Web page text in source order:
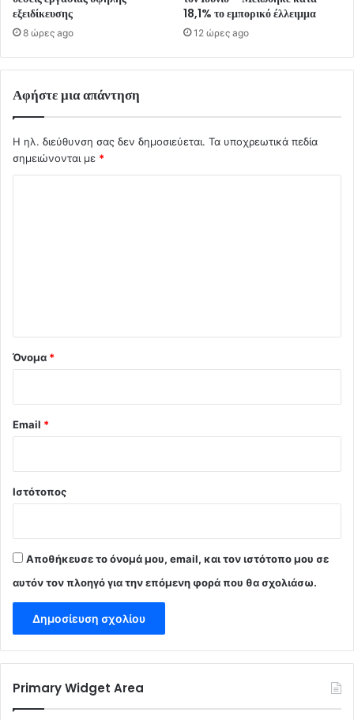
εξειδίκευσης
8 ώρες ago
18,1% το εμπορικό έλλειμμα
12 ώρες ago
Αφήστε μια απάντηση
Η ηλ. διεύθυνση σας δεν δημοσιεύεται. Τα υποχρεωτικά πεδία
σημειώνονται με *
Όνομα *
Email *
Ιστότοπος
Αποθήκευσε το όνομά μου, email, και τον ιστότοπο μου σε
αυτόν τον πλοηγό για την επόμενη φορά που θα σχολιάσω.
Primary Widget Area